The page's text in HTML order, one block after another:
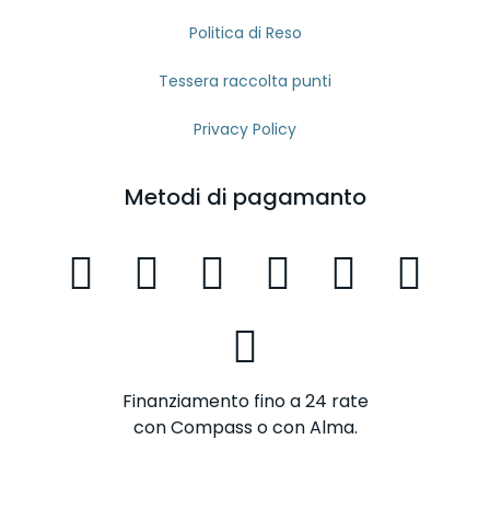
Politica di Reso
Tessera raccolta punti
Privacy Policy
Metodi di pagamanto
Finanziamento fino a 24 rate
con Compass o con Alma.